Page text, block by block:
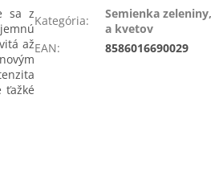
sa z
až
ťažké
Kategória:
Semienka
a kvetov
EAN: 8586016690029